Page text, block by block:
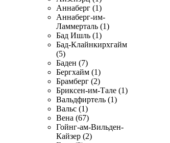
Аннаберг (1)
Аннаберг-им-
Ламмерталь (1)
Бад Ишль (1)
Бад-Клайнкирхгайм
(5)
Баден (7)
Бергхайм (1)
Брамберг (2)
Бриксен-им-Тале (1)
Вальдфиртель (1)
Вальс (1)
Вена (67)
Гойнг-ам-Вильден-
Кайзер (2)